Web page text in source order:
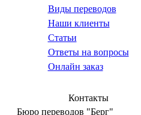
Виды переводов
Наши клиенты
Статьи
Ответы на вопросы
Онлайн заказ
Контакты
Бюро переводов "Берг"